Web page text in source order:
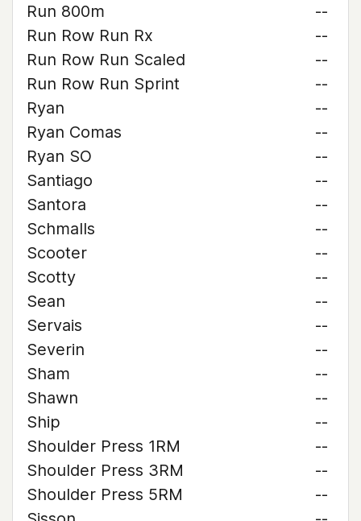
Run 800m
--
Run Row Run Rx
--
Run Row Run Scaled
--
Run Row Run Sprint
--
Ryan
--
Ryan Comas
--
Ryan SO
--
Santiago
--
Santora
--
Schmalls
--
Scooter
--
Scotty
--
Sean
--
Servais
--
Severin
--
Sham
--
Shawn
--
Ship
--
Shoulder Press 1RM
--
Shoulder Press 3RM
--
Shoulder Press 5RM
--